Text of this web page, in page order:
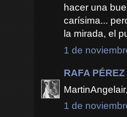
hacer una
carísima...
la mirada, el
1 de
RAFA PÉREZ
1 de